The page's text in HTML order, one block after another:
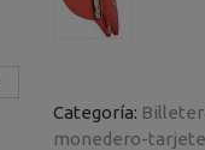
Categoría:
monedero-